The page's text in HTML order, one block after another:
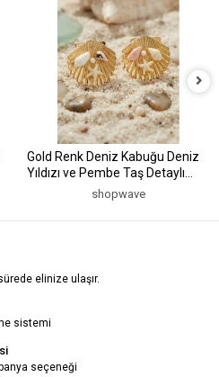
Gold Renk Deniz Kabuğu Deniz
Yıldızı ve Pembe Taş Detaylı
shopwave
elinize ulaşır.
sistemi
seçeneği